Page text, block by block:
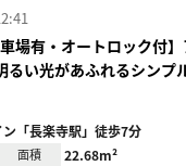
場有・オートロック付
るい光があふれるシンプ
「長楽寺駅」徒歩7分
面積 22.68m²